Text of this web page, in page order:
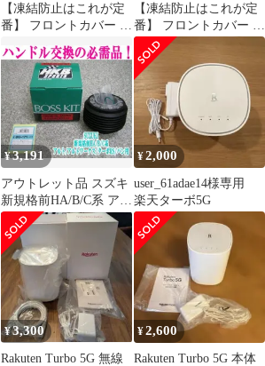
【凍結防止はこれが定
番】 フロントカバー ポ
S GTS Turbo フロント
ガラス 凍結防止 カバー
凍結防止 シート フロン
ト サンシェード 霜除け
霜よけ 日よけ 日除け
雪 霜 車 夏 冬 Lot.00
【凍結防止はこれが定
番】 フロントカバー ポ
ルシェ マカン Macan T
S GTS Turbo フロント
ガラス 凍結防止 カバー
凍結防止 シート フロン
ト サンシェード 霜除け
霜よけ 日よけ 日除け
雪 霜 車 夏 冬 Lot.00
¥3,191
アウトレット品 スズキ
新規格前HA/B/C系 アル
ト/アルトワークス/ター
ボRS/バン用 ステアリ
ングボス【OU-171】
¥2,000
user_61adae14様専用
楽天ターボ5G
¥3,300
Rakuten Turbo 5G 無線
¥2,600
Rakuten Turbo 5G 本体